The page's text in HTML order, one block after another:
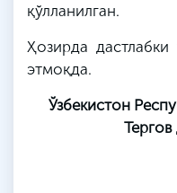
қўлланилган.
Ҳозирда дастлабки
этмоқда.
Ўзбекистон